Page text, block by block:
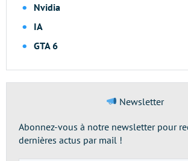
Nvidia
IA
GTA 6
Newsletter
Abonnez-vous à notre newsletter pour
dernières actus par mail !